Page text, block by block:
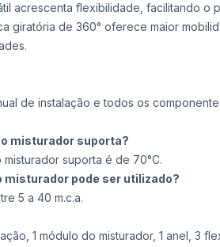
acrescenta flexibilidade, facilitando o
giratória de 360° oferece maior
de instalação e todos os
misturador suporta?
suporta é de 70°C.
misturador pode ser utilizado?
5 a 40 m.c.a.
1 módulo do misturador, 1 anel, 3